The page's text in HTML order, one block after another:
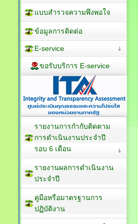
แบบสำรวจความพึงพอใจ
ข้อมูลการติดต่อ
E-service
ขอรับบริการ E-service
รายงานการกำกับติดตาม
การดำเนินงานประจำปี
รอบ 6 เดือน
รายงานผลการดำเนินงาน
ประจำปี
คู่มือหรือมาตรฐานการ
ปฏิบัติงาน